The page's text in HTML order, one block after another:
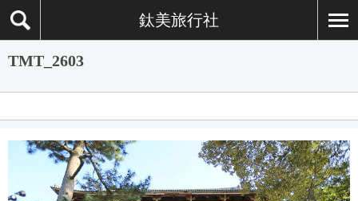
鈦美旅行社
TMT_2603